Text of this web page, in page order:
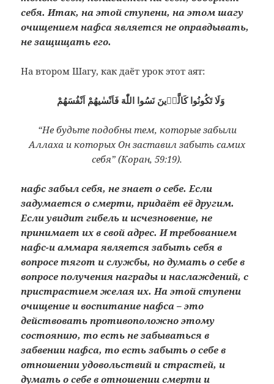
себя. Итак, на этой ступени, на этом шагу
очищением нафса является не оправдывать,
не защищать его.
На втором Шагу, как даёт урок этот аят:
وَلَا تَكُونُوا كَالَّذٖينَ نَسُوا اللّٰهَ فَاَنْسٰيهُمْ اَنْفُسَهُمْ
“Не будьте подобны тем, которые забыли
Аллаха и которых Он заставил забыть самих
себя” (Коран, 59:19).
нафс забыл себя, не знает о себе. Если
задумается о смерти, придаёт её другим.
Если увидит гибель и исчезновение, не
принимает их в свой адрес. И требованием
нафс-и аммара является забыть себя в
вопросе тягот и службы, но думать о себе в
вопросе получения награды и наслаждений, с
пристрастием желая их. На этой ступени
очищение и воспитание нафса – это
действовать противоположно этому
состоянию, то есть не забываться в
забвении нафса, то есть забыть о себе в
отношении удовольствий и страстей, и
думать о себе в отношении смерти и